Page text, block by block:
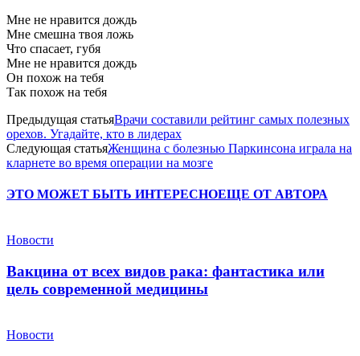
Мне не нравится дождь
Мне смешна твоя ложь
Что спасает, губя
Мне не нравится дождь
Он похож на тебя
Так похож на тебя
Предыдущая статьяВрачи составили рейтинг самых полезных
орехов. Угадайте, кто в лидерах
Следующая статьяЖенщина с болезнью Паркинсона играла на
кларнете во время операции на мозге
ЭТО МОЖЕТ БЫТЬ ИНТЕРЕСНОЕЩЕ ОТ АВТОРА
Новости
Вакцина от всех видов рака: фантастика или
цель современной медицины
Новости